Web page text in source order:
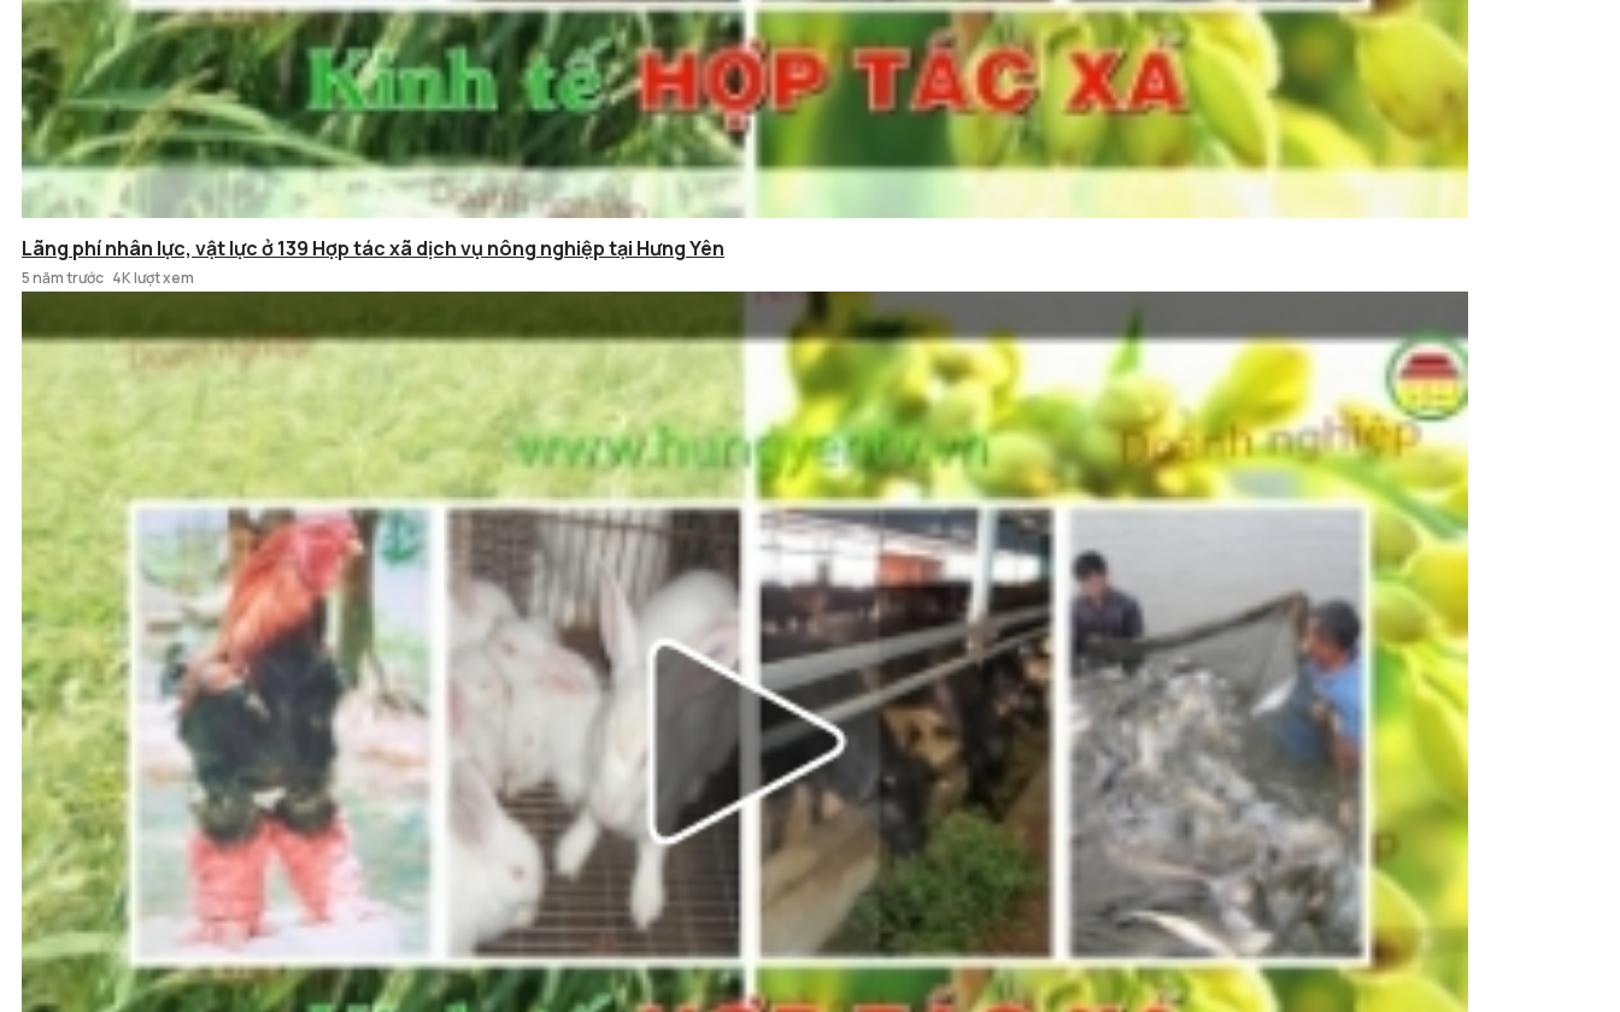
Lãng phí nhân lực, vật lực ở 139 Hợp tác xã dịch vụ nông nghiệp tại Hưng Yên
5 năm trước 4K lượt xem